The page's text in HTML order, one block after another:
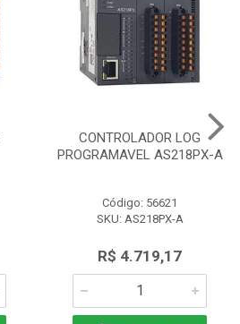
CONTROLADOR LOG
PROGRAMAVEL AS218PX-A
Código: 56621
SKU: AS218PX-A
R$ 4.719,17